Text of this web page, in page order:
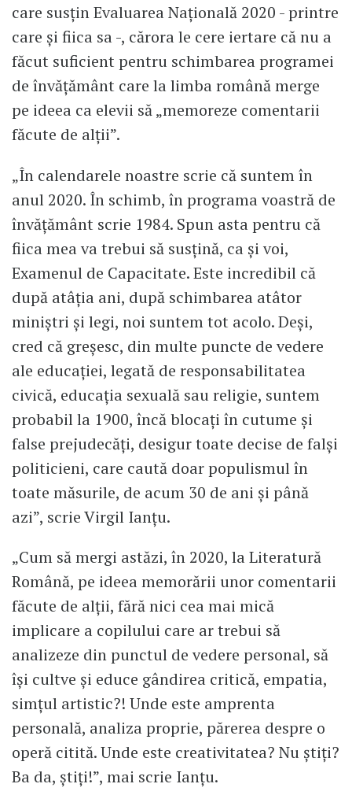
care susțin Evaluarea Națională 2020 - printre
care și fiica sa -, cărora le cere iertare că nu a
făcut suficient pentru schimbarea programei
de învățământ care la limba română merge
pe ideea ca elevii să „memoreze comentarii
făcute de alții”.
„În calendarele noastre scrie că suntem în
anul 2020. În schimb, în programa voastră de
învățământ scrie 1984. Spun asta pentru că
fiica mea va trebui să susțină, ca și voi,
Examenul de Capacitate. Este incredibil că
după atâția ani, după schimbarea atâtor
miniștri și legi, noi suntem tot acolo. Deși,
cred că greșesc, din multe puncte de vedere
ale educației, legată de responsabilitatea
civică, educația sexuală sau religie, suntem
probabil la 1900, încă blocați în cutume și
false prejudecăți, desigur toate decise de falși
politicieni, care caută doar populismul în
toate măsurile, de acum 30 de ani și până
azi”, scrie Virgil Ianțu.
„Cum să mergi astăzi, în 2020, la Literatură
Română, pe ideea memorării unor comentarii
făcute de alții, fără nici cea mai mică
implicare a copilului care ar trebui să
analizeze din punctul de vedere personal, să
își cultve și educe gândirea critică, empatia,
simțul artistic?! Unde este amprenta
personală, analiza proprie, părerea despre o
operă citită. Unde este creativitatea? Nu știți?
Ba da, știți!”, mai scrie Ianțu.